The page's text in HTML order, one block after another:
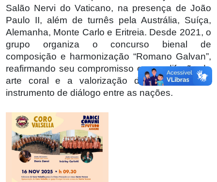
Salão Nervi do Vaticano, na presença de João
Paulo II, além de turnês pela Austrália, Suíça,
Alemanha, Monte Carlo e Eritreia. Desde 2021, o
grupo organiza o concurso bienal de
composição e harmonização “Romano Galvan”,
reafirmando seu compromisso com a difusão da
arte coral e a valorização da música como
instrumento de diálogo entre as nações.